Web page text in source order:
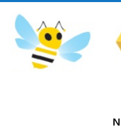
content